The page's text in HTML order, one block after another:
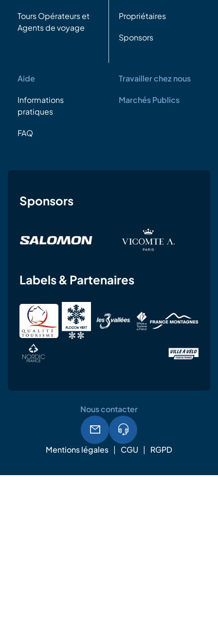
Tours Opérateurs et
Agents de voyage
Propriétaires
Sponsors
Aide
Informations
pratiques
FAQ
Travailler chez nous
Marchés Publics
Sponsors
Labels & Partenaires
Mentions légales CGU RGPD
Nous contacter